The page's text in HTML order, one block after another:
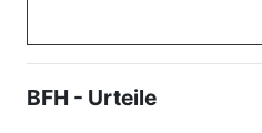
BFH - Urteile